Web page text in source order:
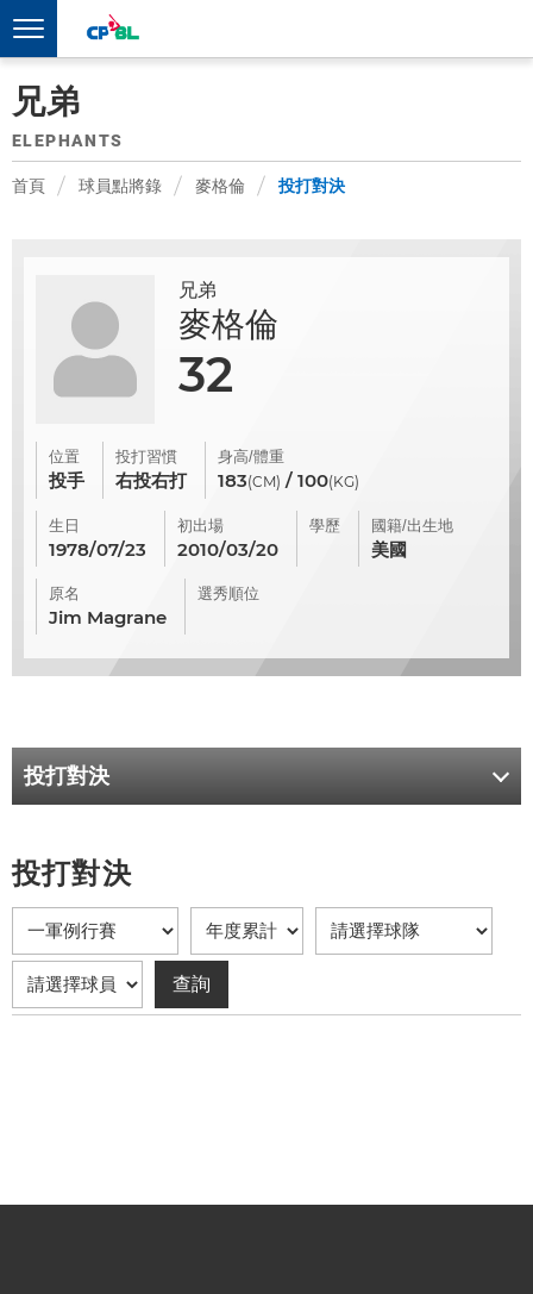
兄弟
ELEPHANTS
首頁 球員點將錄 麥格倫 投打對決
兄弟
麥格倫
32
位置
投手
投打習慣
右投右打
身高/體重
183(CM) / 100(KG)
生日
1978/07/23
初出場
2010/03/20
學歷 國籍/出生地
美國
原名
Jim Magrane
選秀順位
投打對決
投打對決